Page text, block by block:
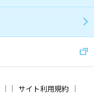
サイト利用規約